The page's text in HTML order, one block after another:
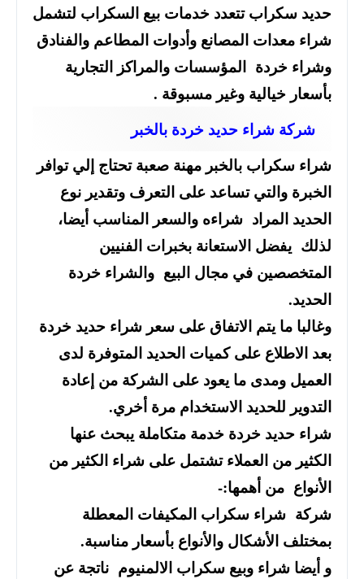
حديد سكراب تتعدد خدمات بيع السكراب لتشمل
شراء معدات المصانع وأدوات المطاعم والفنادق
وشراء خردة المؤسسات والمراكز التجارية
بأسعار خيالية وغير مسبوقة .
شركة شراء حديد خردة بالخبر
شراء سكراب بالخبر مهنة صعبة تحتاج إلي توافر
الخبرة والتي تساعد على التعرف وتقدير نوع
الحديد المراد شراءه والسعر المناسب أيضا،
لذلك يفضل الاستعانة بخبرات الفنيين
المتخصصين في مجال البيع والشراء خردة
الحديد.
وغالبا ما يتم الاتفاق على سعر شراء حديد خردة
بعد الاطلاع على كميات الحديد المتوفرة لدى
العميل ومدى ما يعود على الشركة من إعادة
التدوير للحديد الاستخدام مرة أخري.
شراء حديد خردة خدمة متكاملة يبحث عنها
الكثير من العملاء تشتمل على شراء الكثير من
الأنواع من أهمها:-
شركة شراء سكراب المكيفات المعطلة
بمختلف الأشكال والأنواع بأسعار مناسبة.
و أيضا شراء وبيع سكراب الالمنيوم ناتجة عن